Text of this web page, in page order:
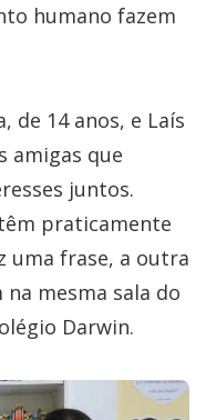
humano fazem
de 14 anos, e Laís
amigas que
juntos.
praticamente
uma frase, a outra
mesma sala do
Darwin.